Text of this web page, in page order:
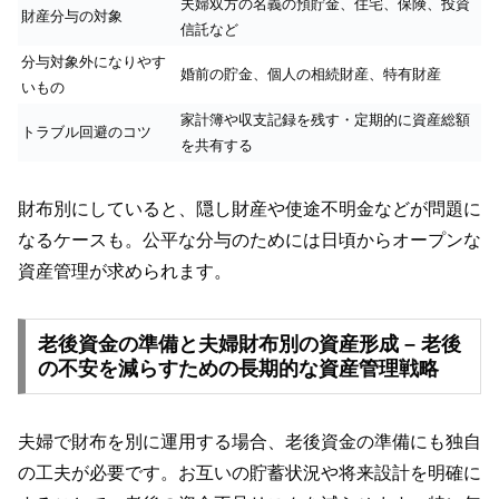
財産分与の対象
夫婦双方の名義の預貯金、住宅、保険、投資
信託など
分与対象外になりやす
いもの
婚前の貯金、個人の相続財産、特有財産
トラブル回避のコツ
家計簿や収支記録を残す・定期的に資産総額
を共有する
財布別にしていると、隠し財産や使途不明金などが問題に
なるケースも。公平な分与のためには日頃からオープンな
資産管理が求められます。
老後資金の準備と夫婦財布別の資産形成 – 老後
の不安を減らすための長期的な資産管理戦略
夫婦で財布を別に運用する場合、老後資金の準備にも独自
の工夫が必要です。お互いの貯蓄状況や将来設計を明確に